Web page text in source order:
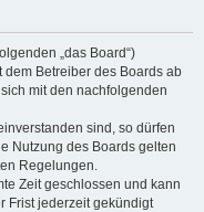
„das Board“)
Betreiber des Boards ab
mit den nachfolgenden
sind, so dürfen
Nutzung des Boards gelten
Regelungen.
Zeit geschlossen und kann
Frist jederzeit gekündigt